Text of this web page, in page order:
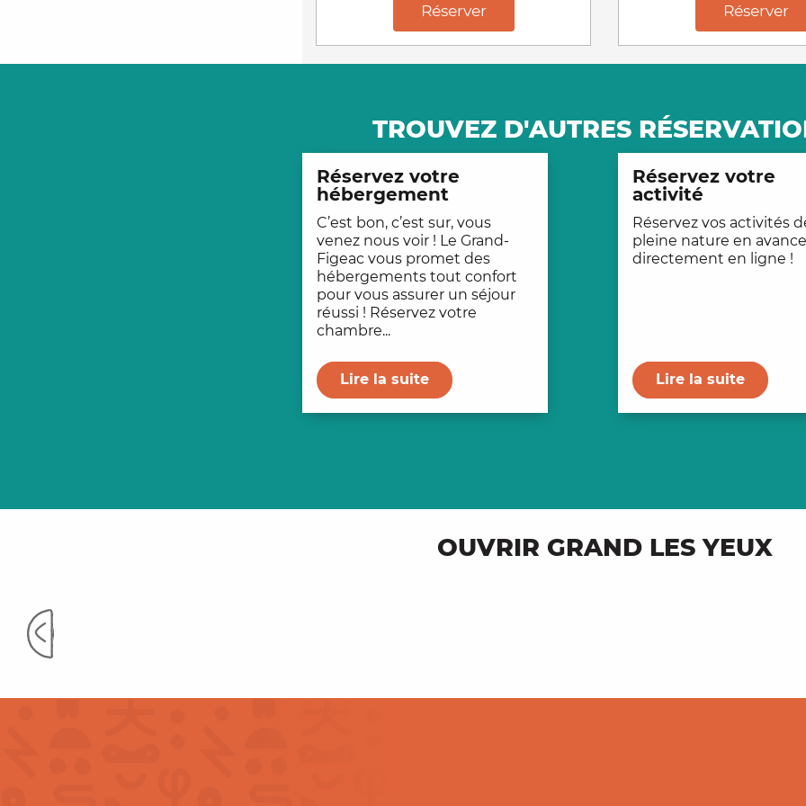
Réserver Réserver
TROUVEZ D'AUTRES
Réservez votre
hébergement
C’est bon, c’est sur, vous
venez nous voir ! Le Grand-
Figeac vous promet des
hébergements tout confort
pour vous assurer un séjour
réussi ! Réservez votre
chambre...
Lire la suite
Réservez votre
activité
Réservez vos activités
pleine nature en
directement en ligne !
Lire la suite
OUVRIR GRAND LES YEUX